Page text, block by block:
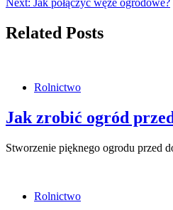
Next: Jak połączyć węże ogrodowe?
Related Posts
Rolnictwo
Jak zrobić ogród
Stworzenie pięknego ogrodu przed
Rolnictwo